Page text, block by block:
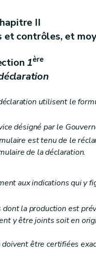
II
contrôles, et
1ère
utilisent le
désigné par le
est tenu de le
de la déclaration.
aux indications qui y
la production est
y être joints soit en
être certifiées